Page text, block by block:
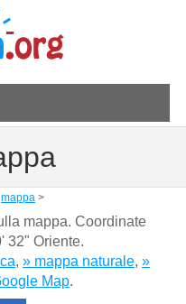
mappa>
mappa. Coordinate
32" Oriente.
, » mappa naturale, »
Map.